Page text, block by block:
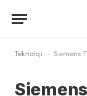
Teknoloji - Siemens